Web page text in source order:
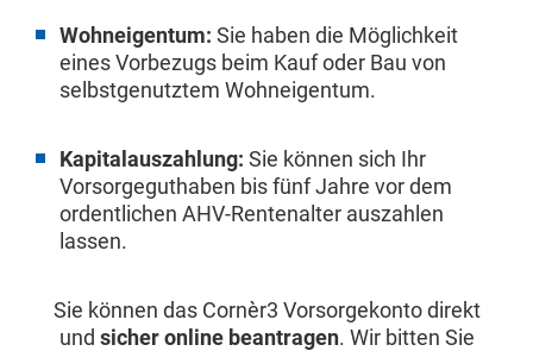
Wohneigentum: Sie haben die Möglichkeit
eines Vorbezugs beim Kauf oder Bau von
selbstgenutztem Wohneigentum.
Kapitalauszahlung: Sie können sich Ihr
Vorsorgeguthaben bis fünf Jahre vor dem
ordentlichen AHV-Rentenalter auszahlen
lassen.
Sie können das Cornèr3 Vorsorgekonto direkt
und sicher online beantragen. Wir bitten Sie